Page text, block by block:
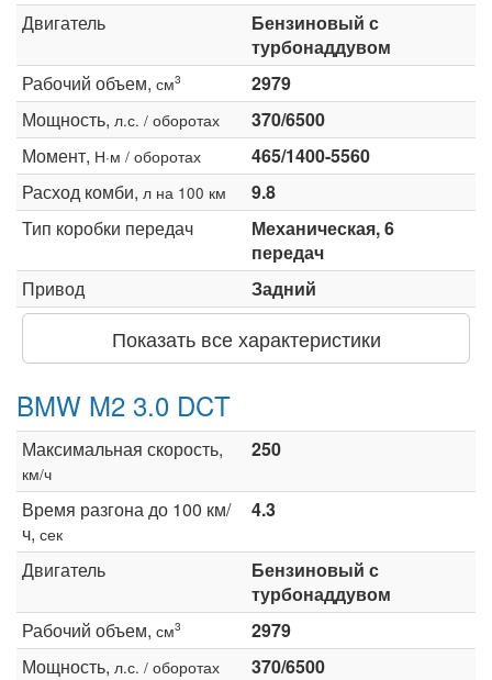
Двигатель
Бензиновый с
турбонаддувом
Рабочий объем, см3
2979
Мощность, л.с. / оборотах
370/6500
Момент, Н·м / оборотах
465/1400-5560
Расход комби, л на 100 км
9.8
Тип коробки передач
Механическая, 6
передач
Привод
Задний
Показать все характеристики
BMW M2 3.0 DCT
Максимальная скорость,
км/ч
250
Время разгона до 100 км/
ч, сек
4.3
Двигатель
Бензиновый с
турбонаддувом
Рабочий объем, см3
2979
Мощность, л.с. / оборотах
370/6500